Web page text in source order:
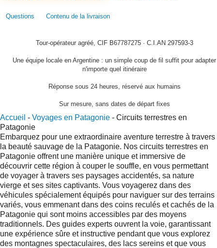
Questions Contenu de la livraison
Tour-opérateur agréé, CIF B67787275 · C.I.AN 297593-3
Une équipe locale en Argentine : un simple coup de fil suffit pour adapter
n'importe quel itinéraire
Réponse sous 24 heures, réservé aux humains
Sur mesure, sans dates de départ fixes
Accueil - Voyages en Patagonie - Circuits terrestres en
Patagonie
Embarquez pour une extraordinaire aventure terrestre à travers
la beauté sauvage de la Patagonie. Nos circuits terrestres en
Patagonie offrent une manière unique et immersive de
découvrir cette région à couper le souffle, en vous permettant
de voyager à travers ses paysages accidentés, sa nature
vierge et ses sites captivants. Vous voyagerez dans des
véhicules spécialement équipés pour naviguer sur des terrains
variés, vous emmenant dans des coins reculés et cachés de la
Patagonie qui sont moins accessibles par des moyens
traditionnels. Des guides experts ouvrent la voie, garantissant
une expérience sûre et instructive pendant que vous explorez
des montagnes spectaculaires, des lacs sereins et que vous